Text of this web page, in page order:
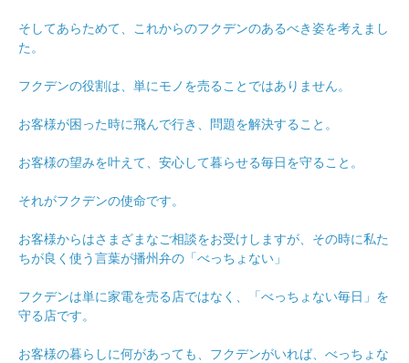
そしてあらためて、これからのフクデンのあるべき姿を考えまし
た。
フクデンの役割は、単にモノを売ることではありません。
お客様が困った時に飛んで行き、問題を解決すること。
お客様の望みを叶えて、安心して暮らせる毎日を守ること。
それがフクデンの使命です。
お客様からはさまざまなご相談をお受けしますが、その時に私た
ちが良く使う言葉が播州弁の「べっちょない」
フクデンは単に家電を売る店ではなく、「べっちょない毎日」を
守る店です。
お客様の暮らしに何があっても、フクデンがいれば、べっちょな